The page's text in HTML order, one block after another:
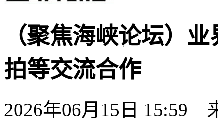
（聚焦海峡论坛）
拍等交流合作
2026年06月15日 15:59